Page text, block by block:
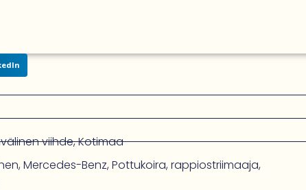
viihde,Kotimaa
,Mercedes-Benz,Pottukoira,rappiostriimaaja,